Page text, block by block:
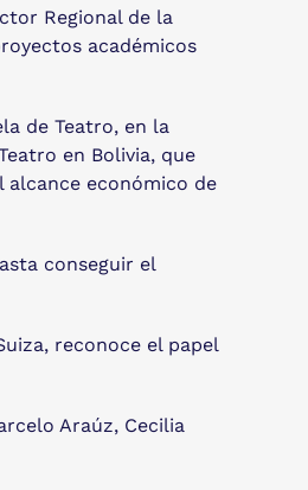
Regional de la
académicos
de Teatro, en la
en Bolivia, que
alcance económico de
conseguir el
reconoce el papel
Araúz, Cecilia